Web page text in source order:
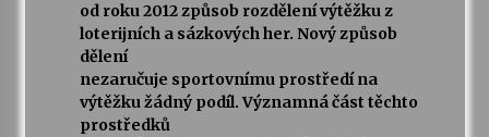
od roku 2012 způsob rozdělení výtěžku z
loterijních a sázkových her. Nový způsob
dělení
nezaručuje sportovnímu prostředí na
výtěžku žádný podíl. Významná část těchto
prostředků